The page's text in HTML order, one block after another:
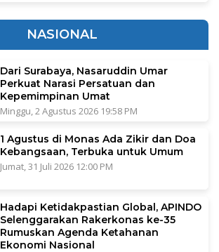
NASIONAL
Dari Surabaya, Nasaruddin Umar
Perkuat Narasi Persatuan dan
Kepemimpinan Umat
Minggu, 2 Agustus 2026 19:58 PM
1 Agustus di Monas Ada Zikir dan Doa
Kebangsaan, Terbuka untuk Umum
Jumat, 31 Juli 2026 12:00 PM
Hadapi Ketidakpastian Global, APINDO
Selenggarakan Rakerkonas ke-35
Rumuskan Agenda Ketahanan
Ekonomi Nasional